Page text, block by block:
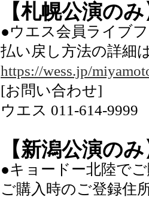
【札幌公演の
●ウエス会員ライブ
払い戻し方法の詳細
https://wess.jp/
[お問い合わせ]
ウエス 011-614-9999
【新潟公演の
●キョードー北陸で
ご購入時のご登録住